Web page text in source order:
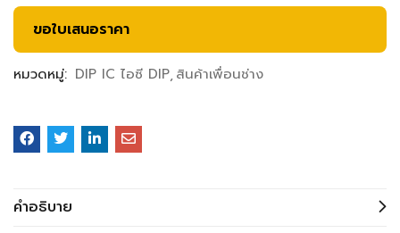
ขอใบเสนอราคา
หมวดหมู่: DIP IC ไอซี DIP สินค้าเพื่อนช่าง
คำอธิบาย